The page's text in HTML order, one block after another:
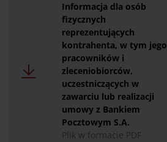
Informacja dla osób
fizycznych
reprezentujących
kontrahenta, w tym jego
pracowników i
zleceniobiorców,
uczestniczących w
zawarciu lub realizacji
umowy z Bankiem
Pocztowym S.A.
Plik w formacie PDF